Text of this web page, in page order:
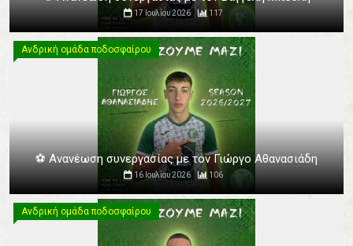
17 Ιουλίου 2026 117
Ανδρική ομάδα ποδοσφαίρου
Ανδρική ομάδα ποδοσφαίρου
⚽️ Ανανέωση συνεργασίας με τον Γιώργο Αθανασιάδη
16 Ιουλίου 2026 106
Ανδρική ομάδα ποδοσφαίρου
Ανδρική ομάδα ποδοσφαίρου